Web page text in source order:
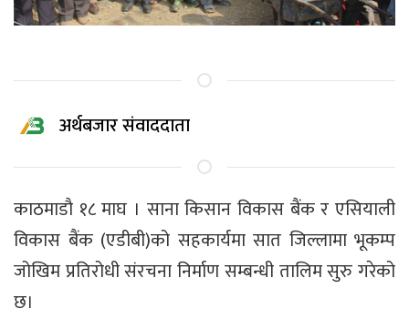
अर्थबजार संवाददाता
काठमाडाै १८ माघ । साना किसान विकास बैंक र एसियाली
विकास बैंक (एडीबी)को सहकार्यमा सात जिल्लामा भूकम्प
जोखिम प्रतिरोधी संरचना निर्माण सम्बन्धी तालिम सुरु गरेको
छ।